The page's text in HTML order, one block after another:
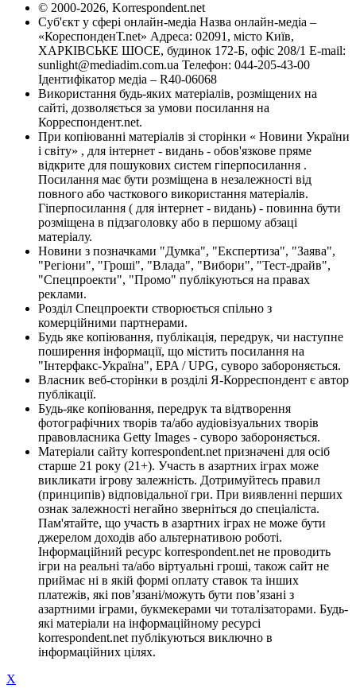
© 2000-2026, Korrespondent.net
Суб'єкт у сфері онлайн-медіа Назва онлайн-медіа –
«КореспонденТ.net» Адреса: 02091, місто Київ,
ХАРКІВСЬКЕ ШОСЕ, будинок 172-Б, офіс 208/1 E-mail:
sunlight@mediadim.com.ua Телефон: 044-205-43-00
Ідентифікатор медіа – R40-06068
Використання будь-яких матеріалів, розміщених на
сайті, дозволяється за умови посилання на
Корреспондент.net.
При копіюванні матеріалів зі сторінки « Новини України
і світу» , для інтернет - видань - обов'язкове пряме
відкрите для пошукових систем гіперпосилання .
Посилання має бути розміщена в незалежності від
повного або часткового використання матеріалів.
Гіперпосилання ( для інтернет - видань) - повинна бути
розміщена в підзаголовку або в першому абзаці
матеріалу.
Новини з позначками "Думка", "Експертиза", "Заява",
"Регіони", "Гроші", "Влада", "Вибори", "Тест-драйв",
"Спецпроекти", "Промо" публікуються на правах
реклами.
Розділ Спецпроекти створюється спільно з
комерційними партнерами.
Будь яке копіювання, публікація, передрук, чи наступне
поширення інформації, що містить посилання на
"Інтерфакс-Україна", EPA / UPG, суворо забороняється.
Власник веб-сторінки в розділі Я-Корреспондент є автор
публікації.
Будь-яке копіювання, передрук та відтворення
фотографічних творів та/або аудіовізуальних творів
правовласника Getty Images - суворо забороняється.
Матеріали сайту korrespondent.net призначені для осіб
старше 21 року (21+). Участь в азартних іграх може
викликати ігрову залежність. Дотримуйтесь правил
(принципів) відповідальної гри. При виявленні перших
ознак залежності негайно зверніться до спеціаліста.
Пам'ятайте, що участь в азартних іграх не може бути
джерелом доходів або альтернативою роботі.
Інформаційний ресурс korrespondent.net не проводить
ігри на реальні та/або віртуальні гроші, також сайт не
приймає ні в якій формі оплату ставок та інших
платежів, які пов’язані/можуть бути пов’язані з
азартними іграми, букмекерами чи тоталізаторами. Будь-
які матеріали на інформаційному ресурсі
korrespondent.net публікуються виключно в
інформаційних цілях.
X